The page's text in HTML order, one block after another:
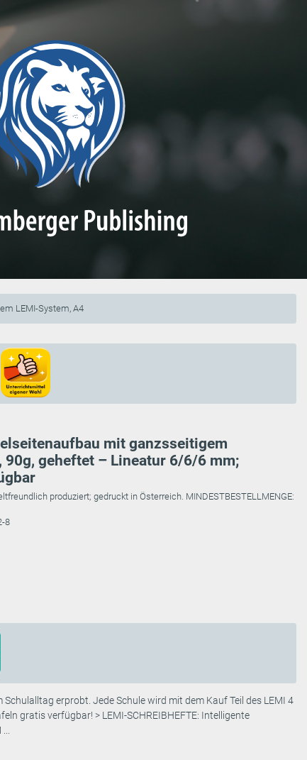
LEMI-System, A4
mit ganzsseitigem
geheftet – Lineatur 6/6/6 mm;
produziert; gedruckt in Österreich. MINDESTBESTELLMENGE:
8
Schulalltag erprobt. Jede Schule wird mit dem Kauf Teil des LEMI 4
gratis verfügbar! > LEMI-SCHREIBHEFTE: Intelligente